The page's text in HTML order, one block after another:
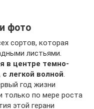
фото
сортов, которая
листьями.
в центре темно-
легкой волной.
год жизни
по мере роста
этой герани